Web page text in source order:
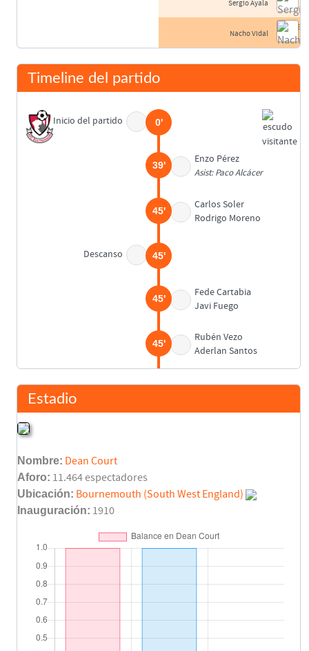
Sergio Ayala
Nacho Vidal
Timeline del partido
Inicio del partido 0'
Enzo Pérez
Asist: Paco Alcácer
39'
Carlos Soler
Rodrigo Moreno
45'
Descanso 45'
Fede Cartabia
Javi Fuego
45'
Rubén Vezo
Aderlan Santos
45'
Afobe 63'
O’Kane
Francis
Estadio
Nombre: Dean Court
Aforo: 11.464 espectadores
Ubicación: Bournemouth (South West England)
Inauguración: 1910